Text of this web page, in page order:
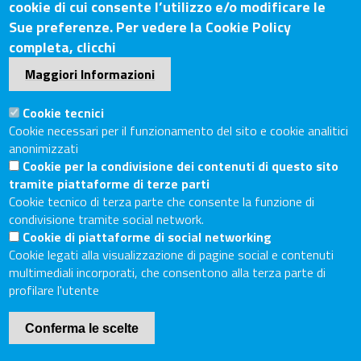
Sede Legale: Via Lazzaro Spallanzani, 25 – 52100 Arezzo
Sede Secondaria: Piazza Giacomo Matteotti, 30 - 53100
Siena
Tel. Sede Legale: 0575/3030
Tel. Sede Secondaria: 0577/202511
C.F./P.IVA: 02326130511
Codice Univoco UF6UWY
PECcciaa.arezzosiena@as.legalmail.camcom.it
Sito web
Accesso riservato
Linee guida pubblicazione di atti e documenti
Accessibilità
Mappa del sito
Piè
cookie di cui consente l’utilizzo e/o modificare le
Sue preferenze. Per vedere la Cookie Policy
completa, clicchi
Maggiori Informazioni
Cookie tecnici
Cookie necessari per il funzionamento del sito e cookie analitici
anonimizzati
Cookie per la condivisione dei contenuti di questo sito
tramite piattaforme di terze parti
Cookie tecnico di terza parte che consente la funzione di
condivisione tramite social network.
Cookie di piattaforme di social networking
Cookie legati alla visualizzazione di pagine social e contenuti
multimediali incorporati, che consentono alla terza parte di
profilare l'utente
Conferma le scelte